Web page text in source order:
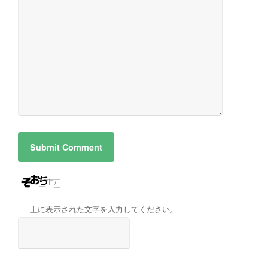
上に表示された文字を入力してください。